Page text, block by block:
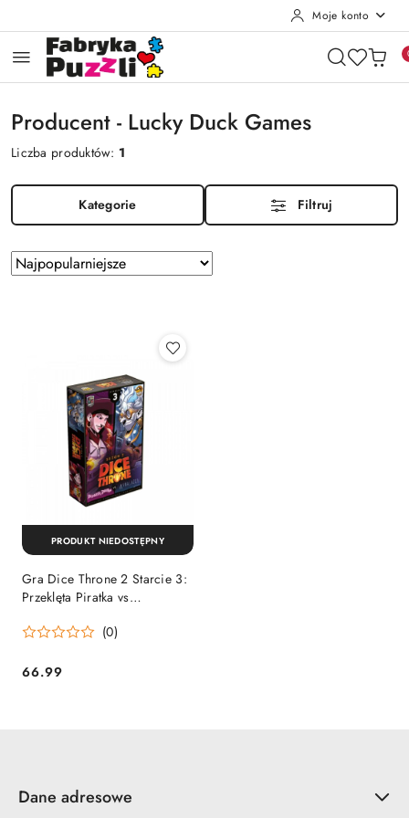
Moje konto
Producent - Lucky Duck Games
Liczba produktów: 1
Kategorie Filtruj
Zastosowano
sortowanie:
Sortuj
według
Gra Dice Throne 2 Starcie 3:
Przeklęta Piratka vs
(0)
Cena:
66.99
PRODUKT NIEDOSTĘPNY
Dane adresowe